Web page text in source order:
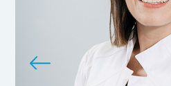
Previous